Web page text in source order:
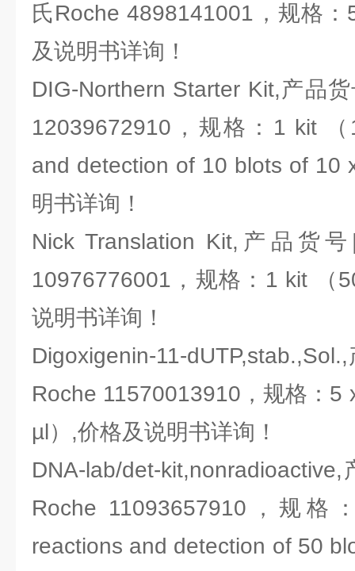
氏Roche 4898141001，规格
及说明书详询！
DIG-Northern Starter Kit,产品
12039672910，规格：1 kit
and detection of 10 blots of 10
明书详询！
Nick Translation Kit,产品货
10976776001，规格：1 kit （
说明书详询！
Digoxigenin-11-
Roche 11570013910，规格：5
µl）,价格及说明书详询！
DNA-lab/det-
Roche 11093657910，规格
reactions and detection of 50